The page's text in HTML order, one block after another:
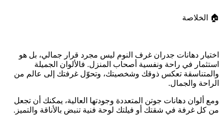
🏠 الخلاصة
اختيار دهانات جدران غرف النوم ليس مجرد قرار جمالي، بل هو
استثمار في راحة ونفسية أصحاب المنزل. فالألوان الجميلة
والمتناسقة تعكس ذوقك وشخصيتك، وتحوّل غرفتك إلى عالم من
الراحة والجمال.
ومع ألوان دهانات جوتن المتعددة وجودتها العالية، يمكنك أن تجعل
من كل غرفة في شقتك أو فيلتك لوحة فنية تنبض بالأناقة والتميز.